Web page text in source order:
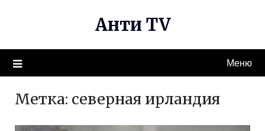
Анти TV
Меню
Метка: северная ирландия